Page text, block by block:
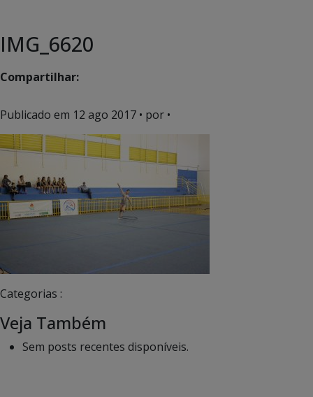
IMG_6620
Compartilhar:
Publicado em 12 ago 2017 • por •
Categorias :
Veja Também
Sem posts recentes disponíveis.